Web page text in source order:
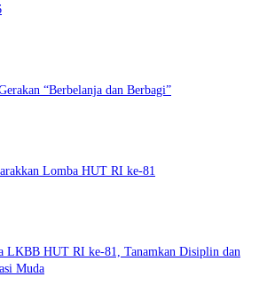
“Berbelanja dan Berbagi”
Lomba HUT RI ke-81
LKBB HUT RI ke-81, Tanamkan Disiplin dan
Muda